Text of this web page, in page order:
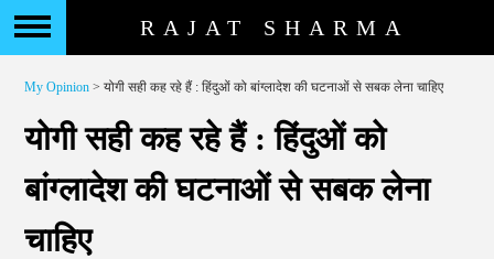
RAJAT SHARMA
My Opinion > योगी सही कह रहे हैं : हिंदुओं को बांग्लादेश की घटनाओं से सबक लेना चाहिए
योगी सही कह रहे हैं : हिंदुओं को
बांग्लादेश की घटनाओं से सबक लेना
चाहिए